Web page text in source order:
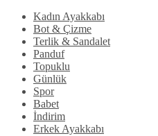
Kadın Ayakkabı
Bot & Çizme
Terlik & Sandalet
Panduf
Topuklu
Günlük
Spor
Babet
İndirim
Erkek Ayakkabı